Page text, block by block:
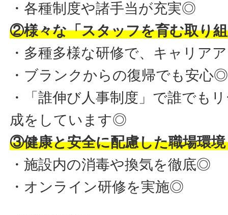
・各種制度や諸手当が充実◎
②様々な「スタッフを育む取り
・多種多様な研修で、キャリア
・ブランクからの復帰でも安心◎
・「誰伸び人事制度」で誰でも
成をしています◎
③健康と安全に配慮した職場環
・施設内の消毒や換気を徹底◎
・オンライン研修を実施◎